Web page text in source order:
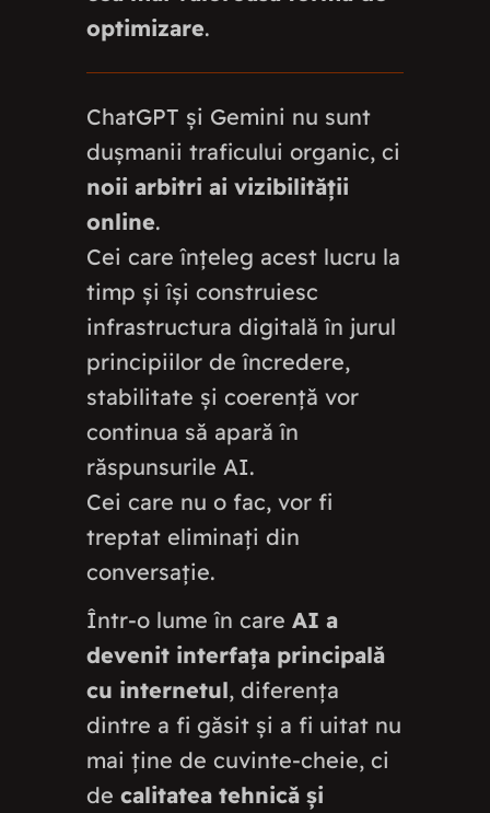
optimizare.
ChatGPT și Gemini nu sunt
dușmanii traficului organic, ci
noii arbitri ai vizibilității
online.
Cei care înțeleg acest lucru la
timp și își construiesc
infrastructura digitală în jurul
principiilor de încredere,
stabilitate și coerență vor
continua să apară în
răspunsurile AI.
Cei care nu o fac, vor fi
treptat eliminați din
conversație.
Într-o lume în care AI a
devenit interfața principală
cu internetul, diferența
dintre a fi găsit și a fi uitat nu
mai ține de cuvinte-cheie, ci
de calitatea tehnică și